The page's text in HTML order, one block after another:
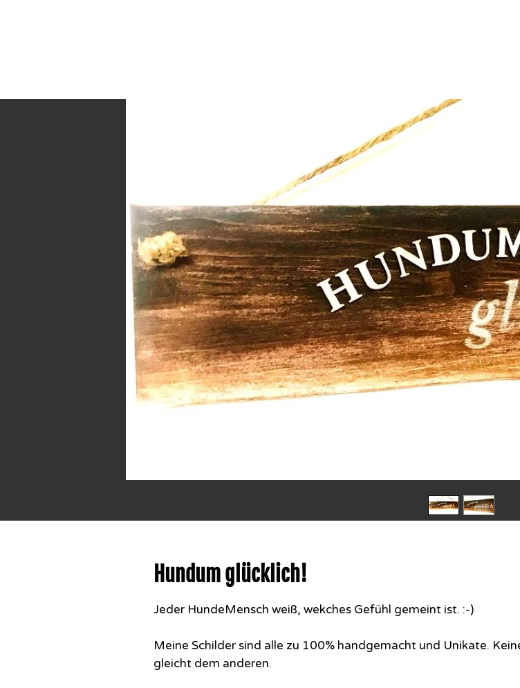
Hundum glücklich!
Jeder HundeMensch weiß, wekches Gefühl gemeint ist. :-)
Meine Schilder sind alle zu 100% handgemacht und Unikate.
gleicht dem anderen.